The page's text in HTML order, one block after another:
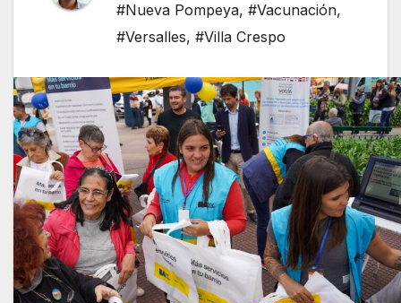
#Nueva Pompeya, #Vacunación,
#Versalles, #Villa Crespo